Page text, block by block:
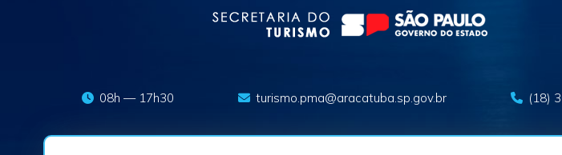
08h — 17h30 turismo.pma@aracatuba.sp.gov.br (18)